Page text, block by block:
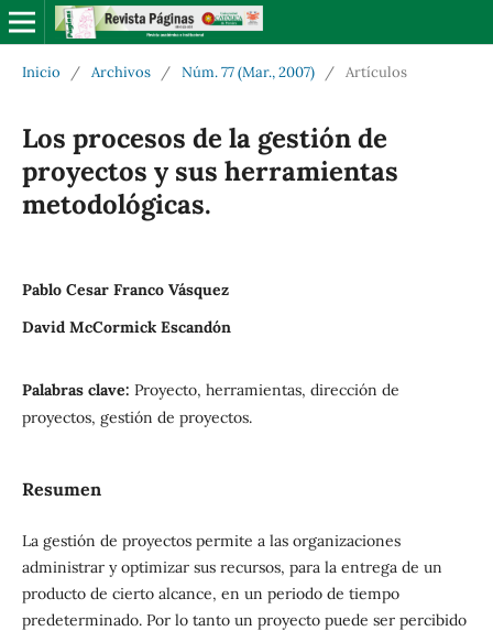
Inicio / Archivos / Núm. 77 (Mar., 2007) / Artículos
Los procesos de la gestión de
proyectos y sus herramientas
metodológicas.
Pablo Cesar Franco Vásquez
David McCormick Escandón
Palabras clave: Proyecto, herramientas, dirección de
proyectos, gestión de proyectos.
Resumen
La gestión de proyectos permite a las organizaciones
administrar y optimizar sus recursos, para la entrega de un
producto de cierto alcance, en un periodo de tiempo
predeterminado. Por lo tanto un proyecto puede ser percibido